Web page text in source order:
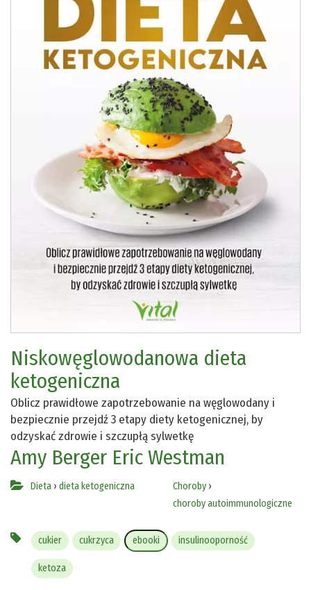
Niskowęglowodanowa dieta
ketogeniczna
Oblicz prawidłowe zapotrzebowanie na węglowodany i
bezpiecznie przejdź 3 etapy diety ketogenicznej, by
odzyskać zdrowie i szczupłą sylwetkę
Amy Berger Eric Westman
Dieta › dieta ketogeniczna Choroby›
choroby autoimmunologiczne
cukier cukrzyca ebooki insulinooporność
ketoza